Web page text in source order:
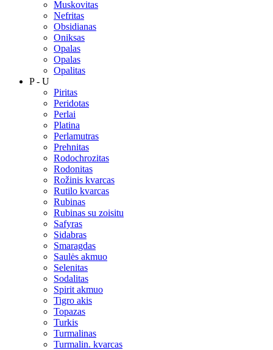
Muskovitas
Nefritas
Obsidianas
Oniksas
Opalas
Opalas
Opalitas
P - U
Piritas
Peridotas
Perlai
Platina
Perlamutras
Prehnitas
Rodochrozitas
Rodonitas
Rožinis kvarcas
Rutilo kvarcas
Rubinas
Rubinas su zoisitu
Safyras
Sidabras
Smaragdas
Saulės akmuo
Selenitas
Sodalitas
Spirit akmuo
Tigro akis
Topazas
Turkis
Turmalinas
Turmalin. kvarcas